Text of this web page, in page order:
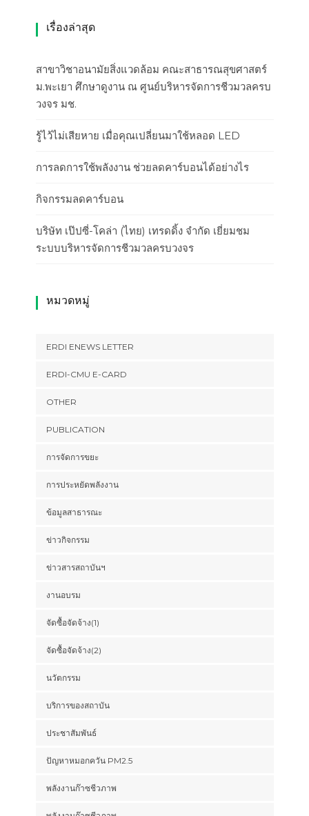
เรื่องล่าสุด
สาขาวิชาอนามัยสิ่งแวดล้อม คณะสาธารณสุขศาสตร์
ม.พะเยา ศึกษาดูงาน ณ ศูนย์บริหารจัดการชีวมวลครบ
วงจร มช.
รู้ไว้ไม่เสียหาย เมื่อคุณเปลี่ยนมาใช้หลอด LED
การลดการใช้พลังงาน ช่วยลดคาร์บอนได้อย่างไร
กิจกรรมลดคาร์บอน
บริษัท เป๊ปซี่-โคล่า (ไทย) เทรดดิ้ง จำกัด เยี่ยมชม
ระบบบริหารจัดการชีวมวลครบวงจร
หมวดหมู่
ERDI ENEWS LETTER
ERDI-CMU E-CARD
OTHER
PUBLICATION
การจัดการขยะ
การประหยัดพลังงาน
ข้อมูลสาธารณะ
ข่าวกิจกรรม
ข่าวสารสถาบันฯ
งานอบรม
จัดซื้อจัดจ้าง(1)
จัดซื้อจัดจ้าง(2)
นวัตกรรม
บริการของสถาบัน
ประชาสัมพันธ์
ปัญหาหมอกควัน PM2.5
พลังงานก๊าซชีวภาพ